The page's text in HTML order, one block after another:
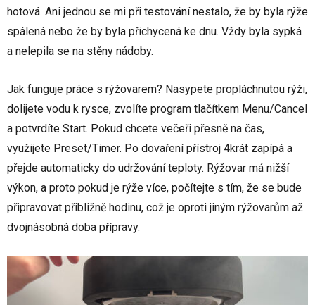
hotová. Ani jednou se mi při testování nestalo, že by byla rýže
spálená nebo že by byla přichycená ke dnu. Vždy byla sypká
a nelepila se na stěny nádoby.
Jak funguje práce s rýžovarem? Nasypete propláchnutou rýži,
dolijete vodu k rysce, zvolíte program tlačítkem Menu/Cancel
a potvrdíte Start. Pokud chcete večeři přesně na čas,
využijete Preset/Timer. Po dovaření přístroj 4krát zapípá a
přejde automaticky do udržování teploty. Rýžovar má nižší
výkon, a proto pokud je rýže více, počítejte s tím, že se bude
připravovat přibližně hodinu, což je oproti jiným rýžovarům až
dvojnásobná doba přípravy.